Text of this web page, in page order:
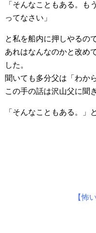
「そんなこともある。も
ってなさい」
と私を船内に押しやるの
あれはなんなのかと改め
した。
聞いても多分父は「わか
この手の話は沢山父に聞
「そんなこともある。」と
【怖